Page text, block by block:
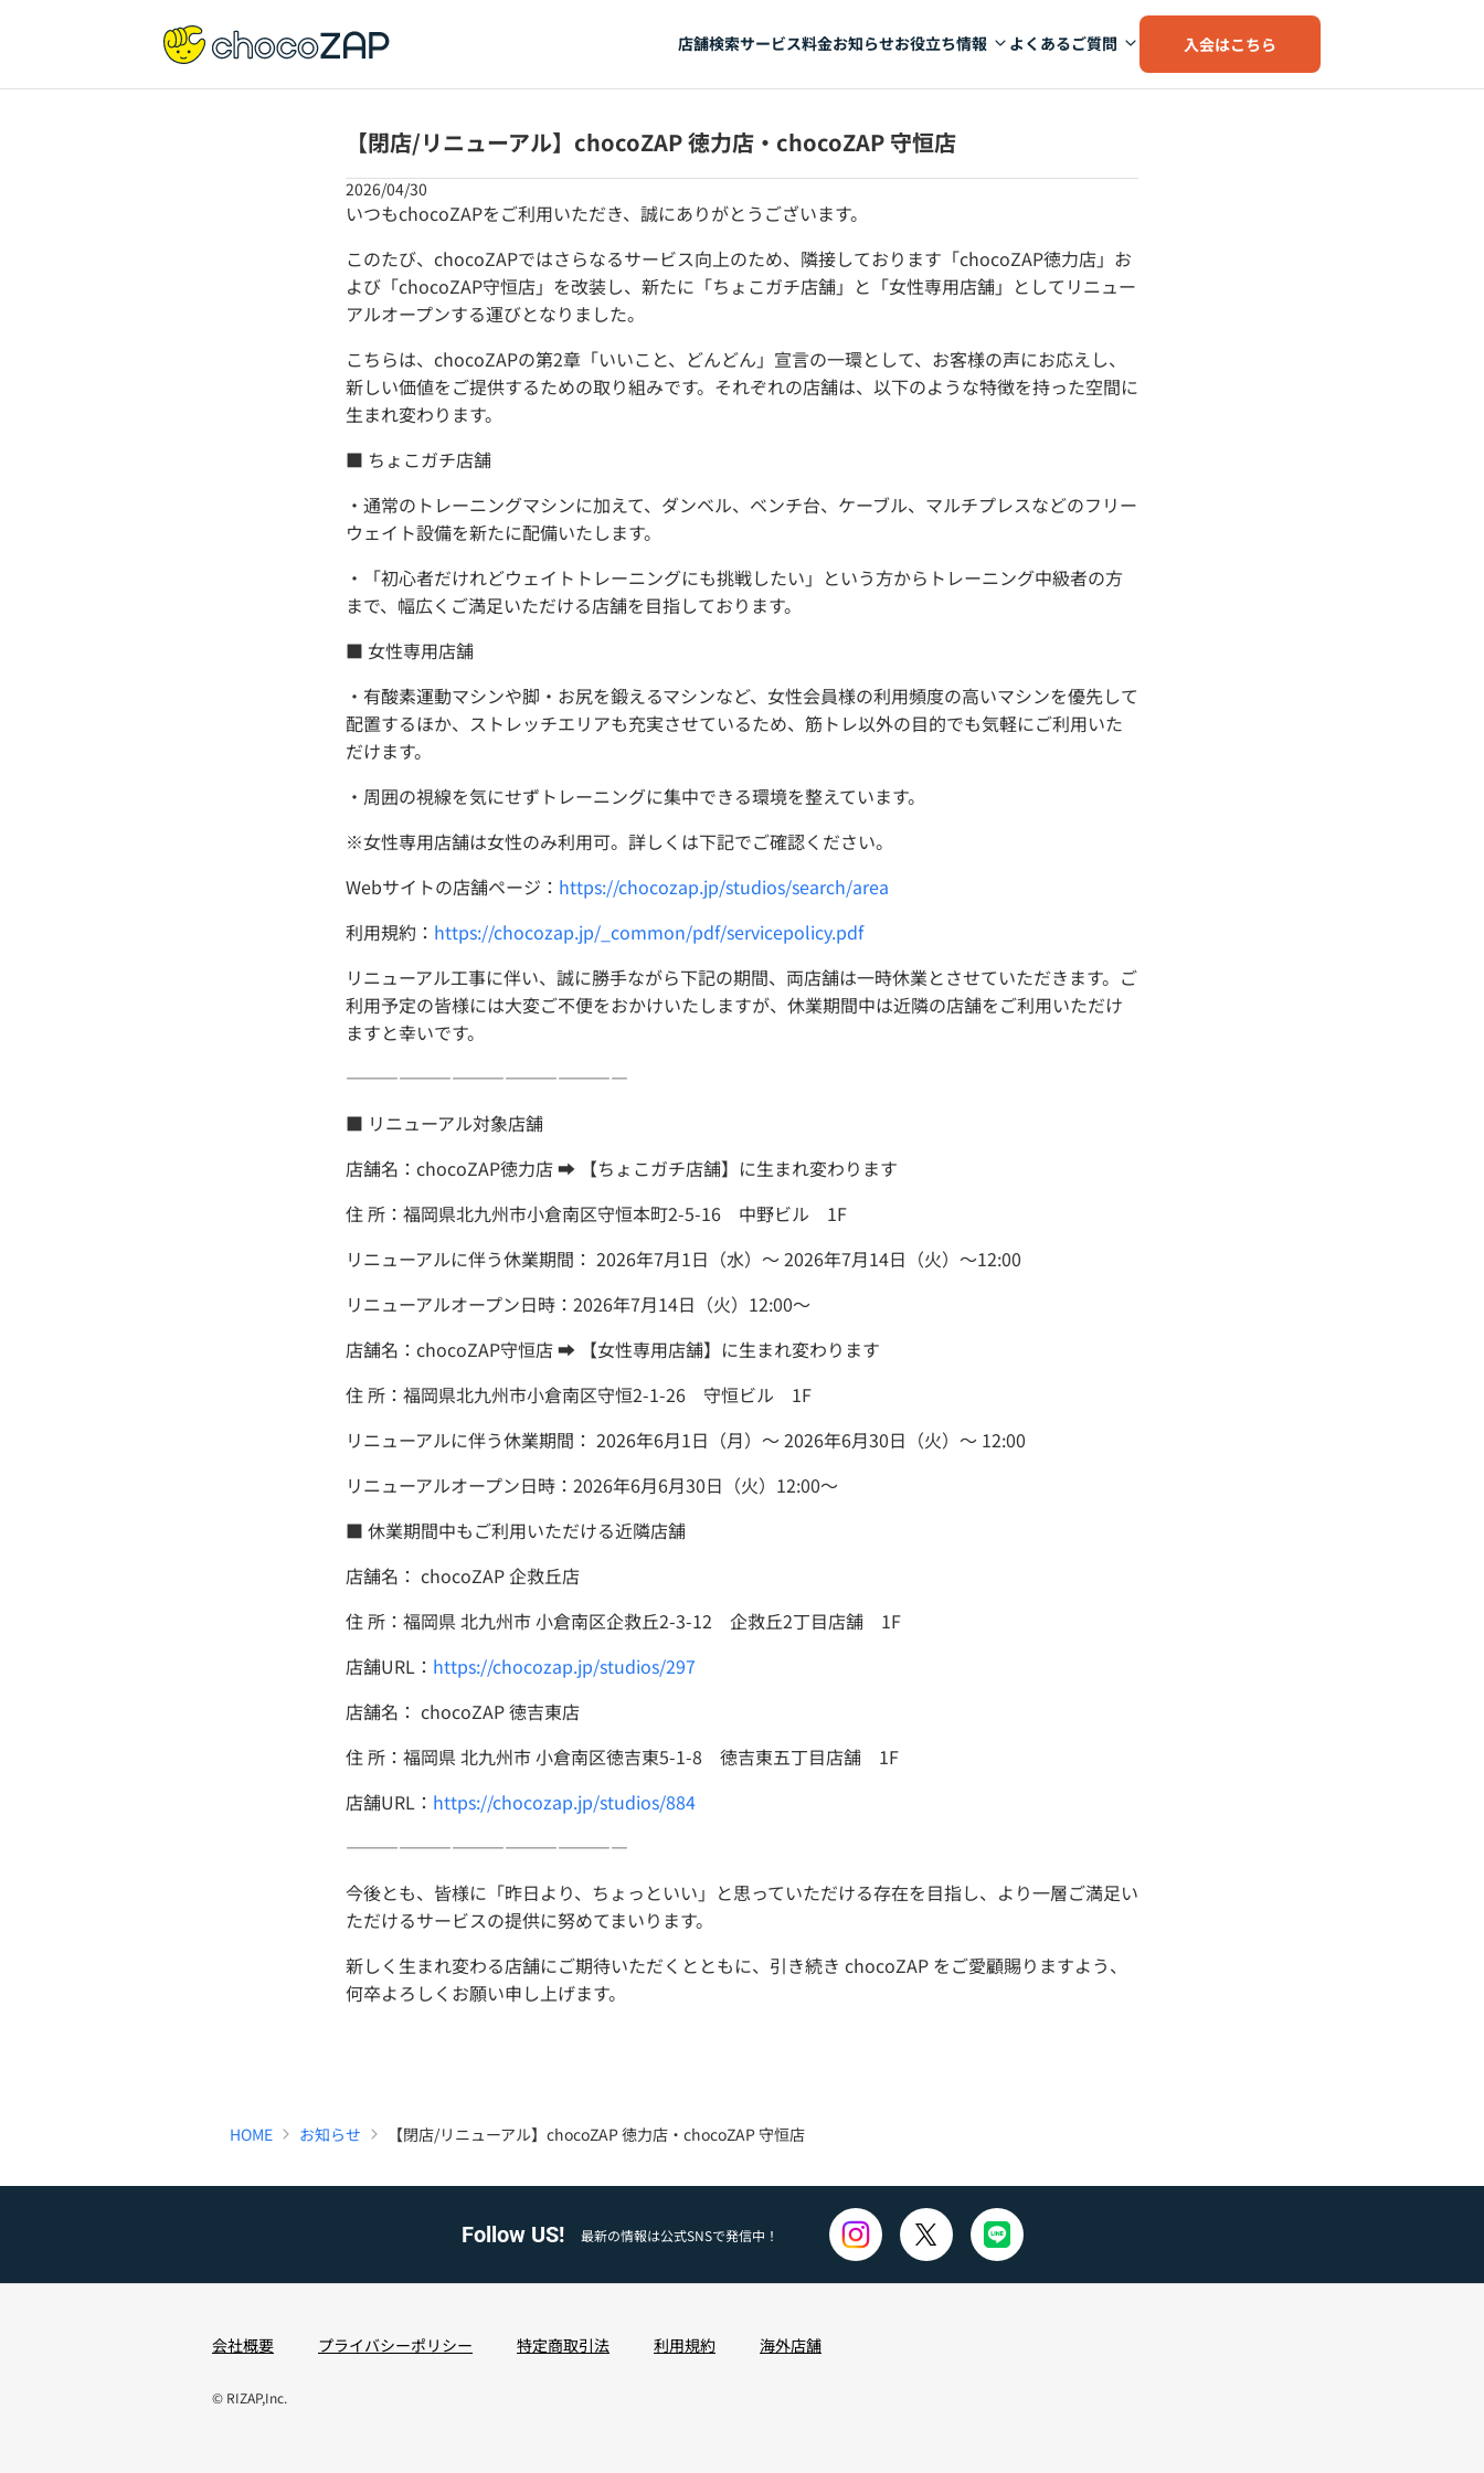
店舗検索サービス料金お知らせお役立ち情報 よくあるご質問 入会はこちら
【閉店/リニューアル】chocoZAP 徳力店・chocoZAP 守恒店
2026/04/30
いつもchocoZAPをご利用いただき、誠にありがとうございます。
このたび、chocoZAPではさらなるサービス向上のため、隣接しております「chocoZAP徳力店」お
よび「chocoZAP守恒店」を改装し、新たに「ちょこガチ店舗」と「女性専用店舗」としてリニュー
アルオープンする運びとなりました。
こちらは、chocoZAPの第2章「いいこと、どんどん」宣言の一環として、お客様の声にお応えし、
新しい価値をご提供するための取り組みです。それぞれの店舗は、以下のような特徴を持った空間に
生まれ変わります。
■ ちょこガチ店舗
・通常のトレーニングマシンに加えて、ダンベル、ベンチ台、ケーブル、マルチプレスなどのフリー
ウェイト設備を新たに配備いたします。
・「初心者だけれどウェイトトレーニングにも挑戦したい」という方からトレーニング中級者の方
まで、幅広くご満足いただける店舗を目指しております。
■ 女性専用店舗
・有酸素運動マシンや脚・お尻を鍛えるマシンなど、女性会員様の利用頻度の高いマシンを優先して
配置するほか、ストレッチエリアも充実させているため、筋トレ以外の目的でも気軽にご利用いた
だけます。
・周囲の視線を気にせずトレーニングに集中できる環境を整えています。
※女性専用店舗は女性のみ利用可。詳しくは下記でご確認ください。
Webサイトの店舗ページ： https://chocozap.jp/studios/search/area
利用規約： https://chocozap.jp/_common/pdf/servicepolicy.pdf
リニューアル工事に伴い、誠に勝手ながら下記の期間、両店舗は一時休業とさせていただきます。ご
利用予定の皆様には大変ご不便をおかけいたしますが、休業期間中は近隣の店舗をご利用いただけ
ますと幸いです。
――――――――――――――――
■ リニューアル対象店舗
店舗名：chocoZAP徳力店 ➡ 【ちょこガチ店舗】に生まれ変わります
住 所：福岡県北九州市小倉南区守恒本町2-5-16 中野ビル 1F
リニューアルに伴う休業期間： 2026年7月1日（水）～ 2026年7月14日（火）～12:00
リニューアルオープン日時：2026年7月14日（火）12:00～
店舗名：chocoZAP守恒店 ➡ 【女性専用店舗】に生まれ変わります
住 所：福岡県北九州市小倉南区守恒2-1-26 守恒ビル 1F
リニューアルに伴う休業期間： 2026年6月1日（月）～ 2026年6月30日（火）～ 12:00
リニューアルオープン日時：2026年6月6月30日（火）12:00～
■ 休業期間中もご利用いただける近隣店舗
店舗名： chocoZAP 企救丘店
住 所：福岡県 北九州市 小倉南区企救丘2-3-12 企救丘2丁目店舗 1F
店舗URL： https://chocozap.jp/studios/297
店舗名： chocoZAP 徳吉東店
住 所：福岡県 北九州市 小倉南区徳吉東5-1-8 徳吉東五丁目店舗 1F
店舗URL： https://chocozap.jp/studios/884
――――――――――――――――
今後とも、皆様に「昨日より、ちょっといい」と思っていただける存在を目指し、より一層ご満足い
ただけるサービスの提供に努めてまいります。
新しく生まれ変わる店舗にご期待いただくとともに、引き続き chocoZAP をご愛顧賜りますよう、
何卒よろしくお願い申し上げます。
HOME お知らせ 【閉店/リニューアル】chocoZAP 徳力店・chocoZAP 守恒店
Follow US! 最新の情報は公式SNSで発信中！
会社概要 プライバシーポリシー 特定商取引法 利用規約 海外店舗
© RIZAP,Inc.